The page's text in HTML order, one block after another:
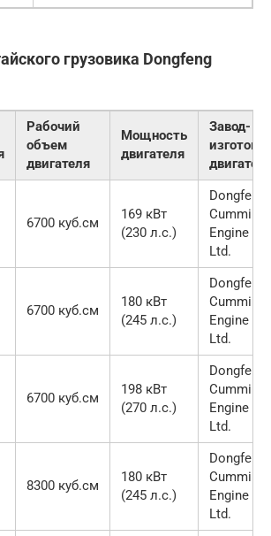
грузовика Dongfeng
Рабочий
объем
двигателя
Мощность
двигателя
Завод-
6700 куб.см
169 кВт
(230 л.с.)
Dongfeng
Cummins
Engine
Ltd.
6700 куб.см
180 кВт
(245 л.с.)
Dongfeng
Cummins
Engine
Ltd.
6700 куб.см
198 кВт
(270 л.с.)
Dongfeng
Cummins
Engine
Ltd.
8300 куб.см
180 кВт
(245 л.с.)
Dongfeng
Cummins
Engine
Ltd.